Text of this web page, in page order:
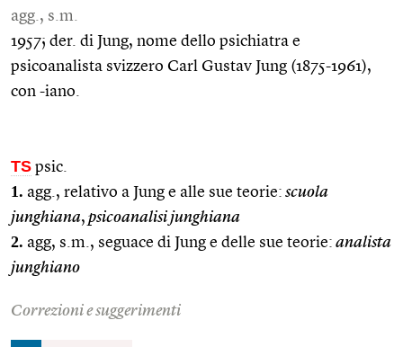
agg., s.m.
1957; der. di Jung, nome dello psichiatra e
psicoanalista svizzero Carl Gustav Jung (1875-1961),
con -iano.
TS psic.
1. agg., relativo a Jung e alle sue teorie: scuola
junghiana, psicoanalisi junghiana
2. agg, s.m., seguace di Jung e delle sue teorie: analista
junghiano
Correzioni e suggerimenti